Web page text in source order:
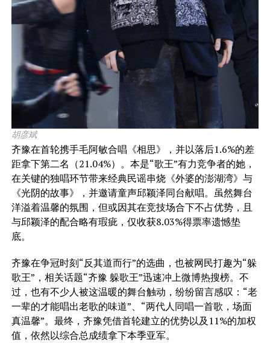
胡彦斌
齐豫在首轮携手毛阿敏合唱《相思》，并以落后1.6%的差
距拿下第二名（21.04%）。本是“歌王”有力竞争者的她，
在关键的独唱环节带来经典民谣串烧《外婆的澎湖湾》与
《光阴的故事》，并邀请童声邱颖泽同台献唱。虽然舞台
洋溢着温馨的氛围，但或因其在竞技场合下不占优势，且
与邱颖泽的配合略有瑕疵，仅收获8.03%得票率遗憾垫
底。
齐豫在争冠时刻“反其道而行”的选曲，也被网民打趣为“躲
歌王”，相关话题“齐豫 躲歌王”迅速冲上微博热搜榜。不
过，也有不少人被这温暖的舞台触动，纷纷留言感叹：“老
一辈的才能唱出老歌的味道”、“两代人同唱一首歌，场面
真温馨”。最终，齐豫凭借首轮建立的优势以及11%的加权
值，依然以综合总成绩拿下本季亚军。